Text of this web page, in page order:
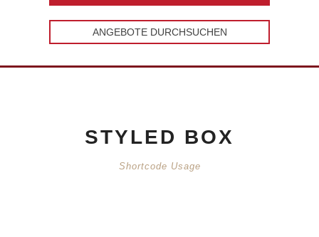
ANGEBOTE DURCHSUCHEN
STYLED BOX
Shortcode Usage